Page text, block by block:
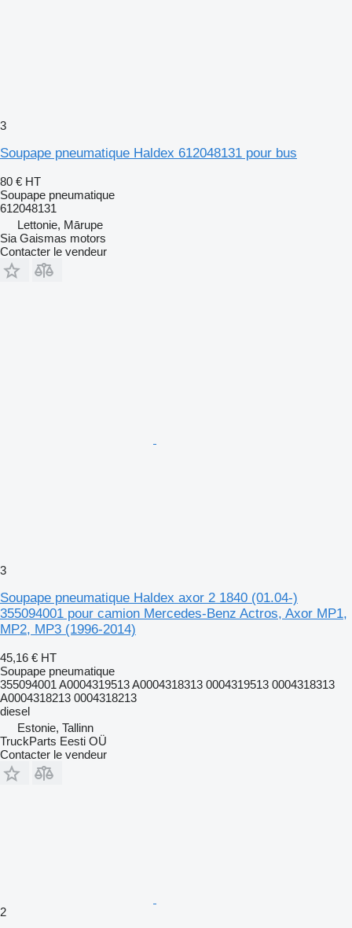
3
Soupape pneumatique Haldex 612048131 pour bus
80 € HT
Soupape pneumatique
612048131
Lettonie, Mārupe
Sia Gaismas motors
Contacter le vendeur
3
Soupape pneumatique Haldex axor 2 1840 (01.04-)
355094001 pour camion Mercedes-Benz Actros, Axor MP1,
MP2, MP3 (1996-2014)
45,16 € HT
Soupape pneumatique
355094001 A0004319513 A0004318313 0004319513 0004318313
A0004318213 0004318213
diesel
Estonie, Tallinn
TruckParts Eesti OÜ
Contacter le vendeur
2